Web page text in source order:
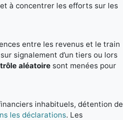
à concentrer les efforts sur les
entre les revenus et le train
signalement d’un tiers ou lors
aléatoire sont menées pour
inhabituels, détention de
les déclarations. Les